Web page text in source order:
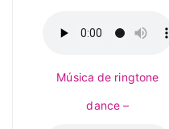
Música de ringtone
dance –